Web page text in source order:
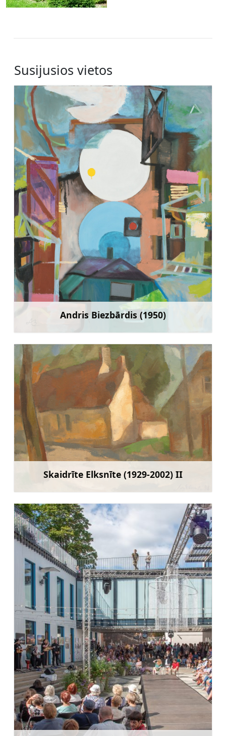
Susijusios vietos
Andris Biezbārdis (1950)
Sužinoti daugiau
Skaidrīte Elksnīte (1929-2002) II
Sužinoti daugiau